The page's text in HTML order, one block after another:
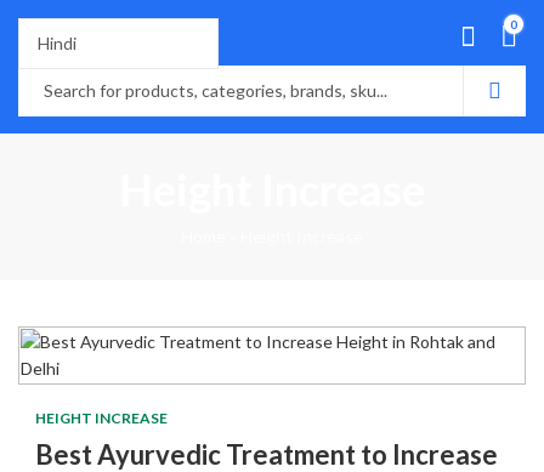
0
HEIGHT INCREASE
Best Ayurvedic Treatment to Increase